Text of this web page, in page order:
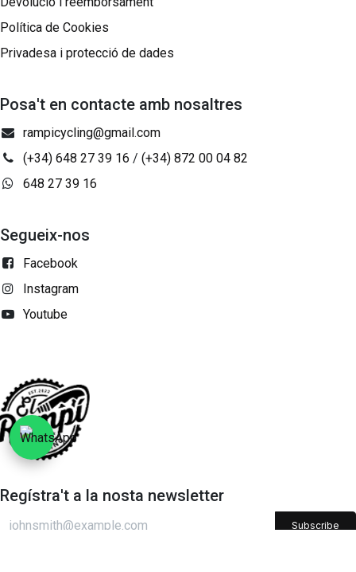
Política de Cookies
Privadesa i protecció de dades
Posa't en contacte amb nosaltres
rampicycling@gmail.com
(+34) 648 27 39 16 / (+34) 872 00 04 82
648 27 39 16
Segueix-nos
Facebook
Instagram
Youtube
Regístra't a la nosta newsletter
Subscribe